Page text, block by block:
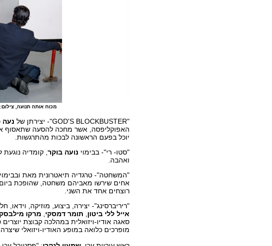
מכוח אותה תנועה, צילום:
"GOD'S BLOCKBUSTER"- יצירתן של נעה
האפוקליפסה, אשר מחכה להסעה שתאסוף
יוכל בפעם הראשונה לבכות מהתרגשות.
"סטו- רי"- בבימוי נועה בוקר , קומדיה
ואהבה.
"המשחטה"- טרגדיה תיאטרונית מאת ובבימוי
אחים שירשו מאביהם משחטה, שהופכת
רוצחים אחד את השני.
"ריריברסינג"- יצירה, ביצוע, מוזיקה, וידאו,
אייל ללי ביטון
תומר דמסקי מרקו
סאגה אודיו-ויזואלית במהלכה קבוצת
מופרכים כלואה במופע האודיו-ויזואלי